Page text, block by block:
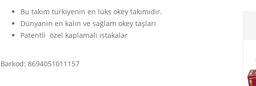
Bu takım türkiyenin en lüks okey takımıdır.
Dünyanın en kalın ve sağlam okey taşları
Patentli özel kaplamalı ıstakalar
Barkod: 8694051011157